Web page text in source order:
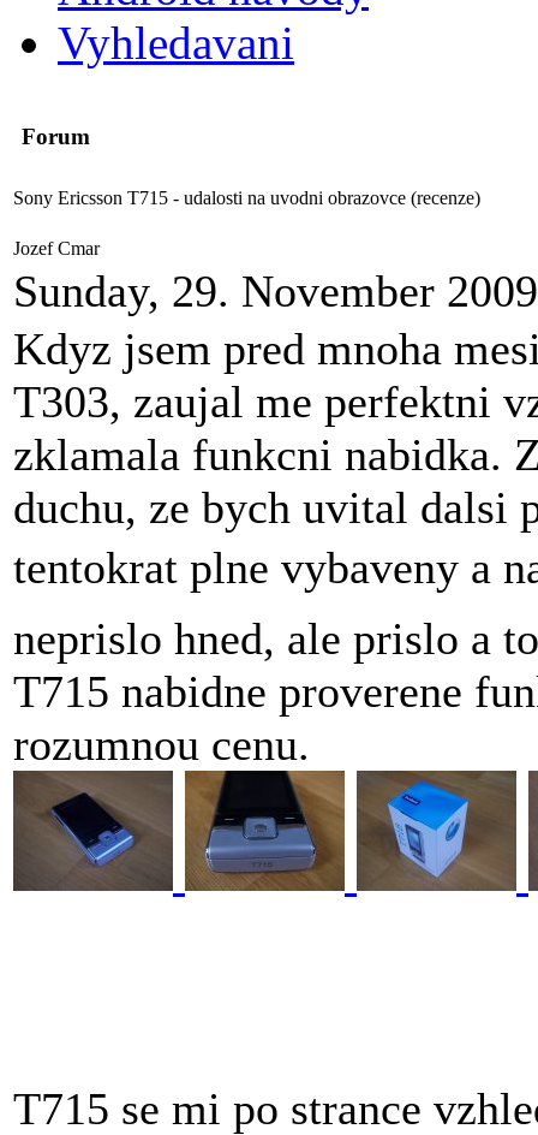
Vyhledavani
Forum
Sony Ericsson T715 - udalosti na uvodni obrazovce (recenze)
Jozef Cmar
Sunday, 29. November 2009
Kdyz jsem pred mnoha
T303, zaujal me perfektni
zklamala funkcni nabidka.
duchu, ze bych uvital dalsi
tentokrat plne vybaveny a
neprislo hned, ale prislo a
T715 nabidne proverene
rozumnou cenu.
T715 se mi po strance